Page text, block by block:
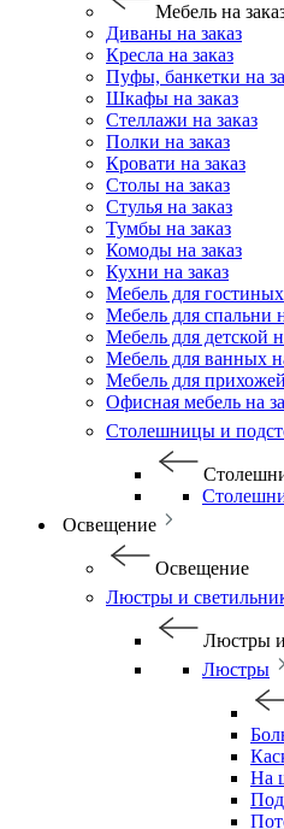
Мебель на
Диваны на заказ
Кресла на заказ
Пуфы, банкетки на
Шкафы на заказ
Стеллажи на заказ
Полки на заказ
Кровати на заказ
Столы на заказ
Стулья на заказ
Тумбы на заказ
Комоды на заказ
Кухни на заказ
Мебель для гостиных
Мебель для спальни
Мебель для детской
Мебель для ванных
Мебель для прихожей
Офисная мебель на
Столешницы и
Освещение
Освещение
Люстры и
Люстры
Люстры
На